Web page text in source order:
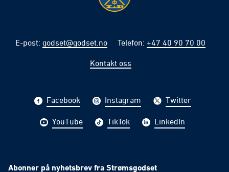
E-post: godset@godset.no Telefon: +47 40 90 70 00
Kontakt oss
Facebook Instagram Twitter
YouTube TikTok LinkedIn
Abonner på nyhetsbrev fra Strømsgodset